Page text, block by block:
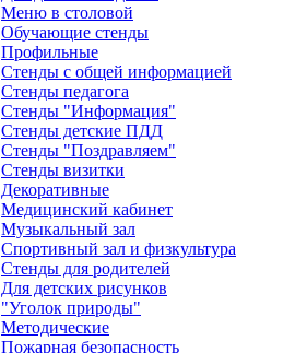
Меню в столовой
Обучающие стенды
Профильные
Стенды с общей информацией
Стенды педагога
Стенды "Информация"
Стенды детские ПДД
Стенды "Поздравляем"
Стенды визитки
Декоративные
Медицинский кабинет
Музыкальный зал
Спортивный зал и физкультура
Стенды для родителей
Для детских рисунков
"Уголок природы"
Методические
Пожарная безопасность